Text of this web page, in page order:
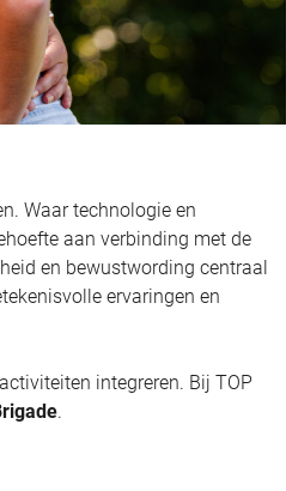
Waar technologie en
aan verbinding met de
en bewustwording centraal
ervaringen en
integreren. Bij TOP
.